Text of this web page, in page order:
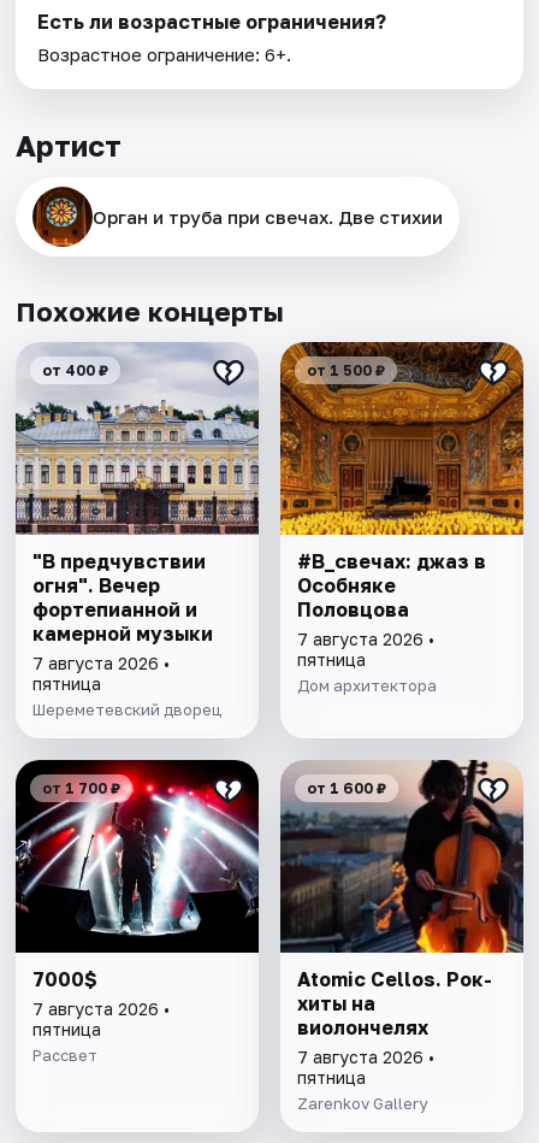
Есть ли возрастные ограничения?
Возрастное ограничение: 6+.
Артист
Орган и труба при свечах. Две стихии
Похожие концерты
от 400 ₽
"В предчувствии
огня". Вечер
фортепианной и
камерной музыки
7 августа 2026 •
пятница
Шереметевский дворец
от 1 500 ₽
#В_свечах: джаз в
Особняке
Половцова
7 августа 2026 •
пятница
Дом архитектора
от 1 700 ₽
7000$
7 августа 2026 •
пятница
Рассвет
от 1 600 ₽
Atomic Cellos. Рок-
хиты на
виолончелях
7 августа 2026 •
пятница
Zarenkov Gallery